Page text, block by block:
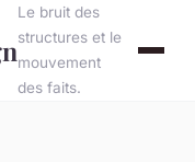
Le bruit des
structures et le
mouvement
des faits.